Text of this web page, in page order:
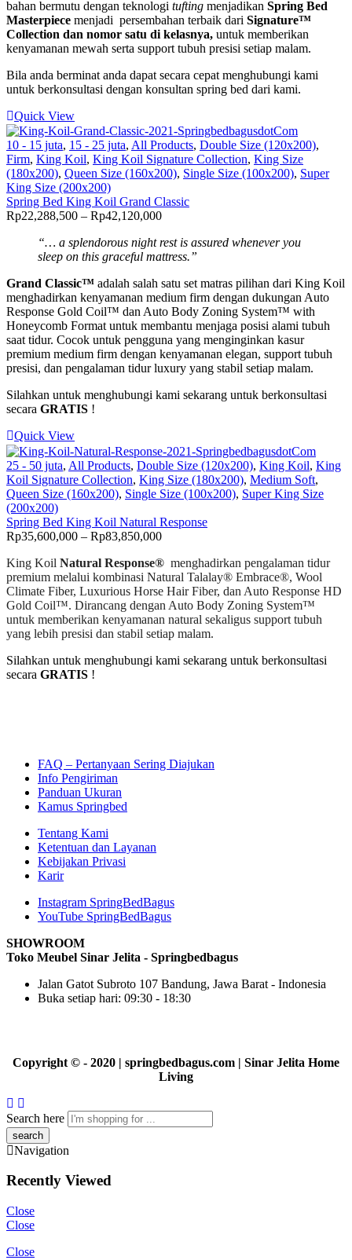
Rp199,732,500
bahan bermutu dengan teknologi tufting menjadikan Spring Bed
Masterpiece menjadi persembahan terbaik dari Signature™
Collection dan nomor satu di kelasnya, untuk memberikan
kenyamanan mewah serta support tubuh presisi setiap malam.
Bila anda berminat anda dapat secara cepat menghubungi kami
untuk berkonsultasi dengan konsultan spring bed dari kami.
Quick View
10 - 15 juta, 15 - 25 juta, All Products, Double Size (120x200),
Firm, King Koil, King Koil Signature Collection, King Size
(180x200), Queen Size (160x200), Single Size (100x200), Super
King Size (200x200)
Spring Bed King Koil Grand Classic
Rp22,288,500 – Rp42,120,000Price
Rp22,288,500
through
“… a splendorous night rest is assured whenever you
sleep on this graceful mattress.”
Grand Classic™ adalah salah satu set matras pilihan dari King Koil
menghadirkan kenyamanan medium firm dengan dukungan Auto
Response Gold Coil™ dan Auto Body Zoning System™ with
Honeycomb Format untuk membantu menjaga posisi alami tubuh
saat tidur. Cocok untuk pengguna yang menginginkan kasur
premium medium firm dengan kenyamanan elegan, support tubuh
presisi, dan pengalaman tidur luxury yang stabil setiap malam.
Silahkan untuk menghubungi kami sekarang untuk berkonsultasi
secara GRATIS !
Quick View
25 - 50 juta, All Products, Double Size (120x200), King Koil, King
Koil Signature Collection, King Size (180x200), Medium Soft,
Queen Size (160x200), Single Size (100x200), Super King Size
(200x200)
Spring Bed King Koil Natural Response
Rp35,600,000 – Rp83,850,000Price
Rp35,600,000
through
Rp83,850,000
King Koil Natural Response® menghadirkan pengalaman tidur
premium melalui kombinasi Natural Talalay® Embrace®, Wool
Climate Fiber, Luxurious Horse Hair Fiber, dan Auto Response HD
Gold Coil™. Dirancang dengan Auto Body Zoning System™
untuk memberikan kenyamanan natural sekaligus support tubuh
yang lebih presisi dan stabil setiap malam.
Silahkan untuk menghubungi kami sekarang untuk berkonsultasi
secara GRATIS !
FAQ – Pertanyaan Sering Diajukan
Info Pengiriman
Panduan Ukuran
Kamus Springbed
Tentang Kami
Ketentuan dan Layanan
Kebijakan Privasi
Karir
Instagram SpringBedBagus
YouTube SpringBedBagus
SHOWROOM
Toko Meubel Sinar Jelita - Springbedbagus
Jalan Gatot Subroto 107 Bandung, Jawa Barat - Indonesia
Buka setiap hari: 09:30 - 18:30
Copyright © - 2020 | springbedbagus.com | Sinar Jelita Home
Living
Search here
Navigation
Recently Viewed
Close
Close
Close